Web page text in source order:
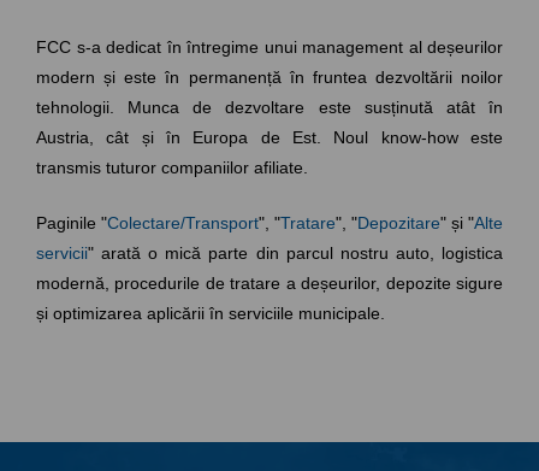
FCC s-a dedicat în întregime unui management al deșeurilor
modern și este în permanență în fruntea dezvoltării noilor
tehnologii. Munca de dezvoltare este susținută atât în
Austria, cât și în Europa de Est. Noul know-how este
transmis tuturor companiilor afiliate.
Paginile "Colectare/Transport", "Tratare", "Depozitare" și "Alte
servicii" arată o mică parte din parcul nostru auto, logistica
modernă, procedurile de tratare a deșeurilor, depozite sigure
și optimizarea aplicării în serviciile municipale.